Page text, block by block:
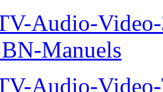
Audio-
Manuels
Audio-